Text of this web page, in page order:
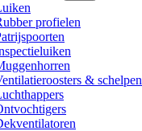
profielen
& schelpen